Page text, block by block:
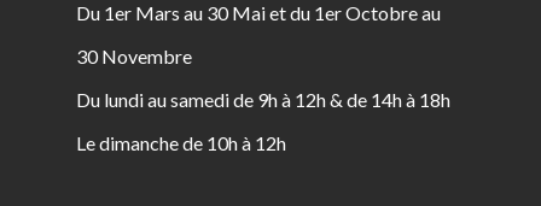
Du 1er Mars au 30 Mai et du 1er Octobre au
30 Novembre
Du lundi au samedi de 9h à 12h & de 14h à 18h
Le dimanche de 10h à 12h